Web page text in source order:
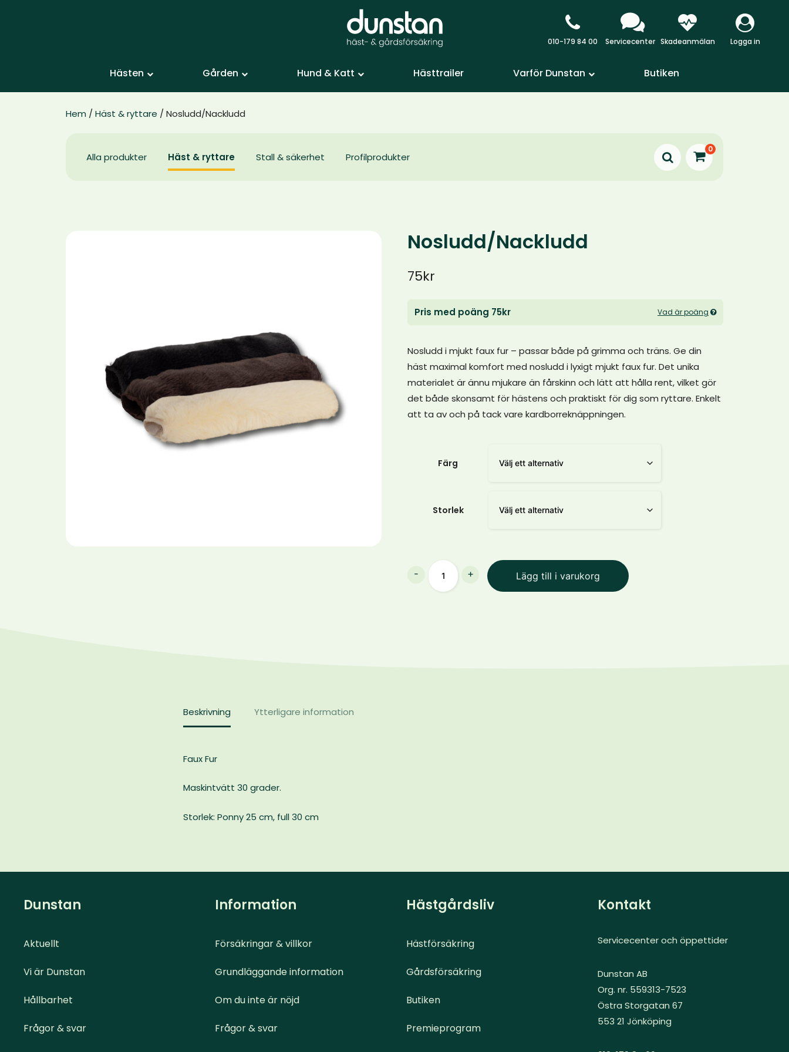
010-179 84 00 Servicecenter Skadeanmälan Logga in
Hästen Gården Hund & Katt Hästtrailer Varför Dunstan Butiken
Hem / Häst & ryttare / Nosludd/Nackludd
Alla produkter Häst & ryttare Stall & säkerhet Profilprodukter
0
Nosludd/Nackludd
75kr
Pris med poäng 75kr Vad är poäng
Nosludd i mjukt faux fur – passar både på grimma och träns. Ge din
häst maximal komfort med nosludd i lyxigt mjukt faux fur. Det unika
materialet är ännu mjukare än fårskinn och lätt att hålla rent, vilket gör
det både skonsamt för hästens och praktiskt för dig som ryttare. Enkelt
att ta av och på tack vare kardborreknäppningen.
Färg
Storlek
-
Nosludd/Nackludd
mängd
+ Lägg till i varukorg
Beskrivning Ytterligare information
Faux Fur
Maskintvätt 30 grader.
Storlek: Ponny 25 cm, full 30 cm
Dunstan
Aktuellt
Vi är Dunstan
Hållbarhet
Frågor & svar
Information
Försäkringar & villkor
Grundläggande information
Om du inte är nöjd
Frågor & svar
Hästgårdsliv
Hästförsäkring
Gårdsförsäkring
Butiken
Premieprogram
Kontakt
Servicecenter och öppettider
Dunstan AB
Org. nr. 559313-7523
Östra Storgatan 67
553 21 Jönköping